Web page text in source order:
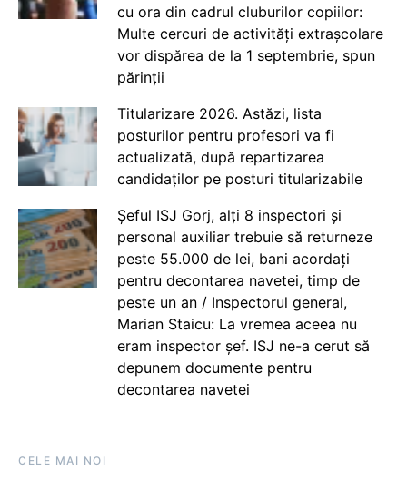
cu ora din cadrul cluburilor copiilor:
Multe cercuri de activități extrașcolare
vor dispărea de la 1 septembrie, spun
părinții
Titularizare 2026. Astăzi, lista
posturilor pentru profesori va fi
actualizată, după repartizarea
candidaților pe posturi titularizabile
Șeful ISJ Gorj, alți 8 inspectori și
personal auxiliar trebuie să returneze
peste 55.000 de lei, bani acordați
pentru decontarea navetei, timp de
peste un an / Inspectorul general,
Marian Staicu: La vremea aceea nu
eram inspector șef. ISJ ne-a cerut să
depunem documente pentru
decontarea navetei
CELE MAI NOI